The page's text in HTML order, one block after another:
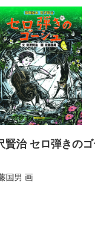
賢治 セロ弾きの
国男 画